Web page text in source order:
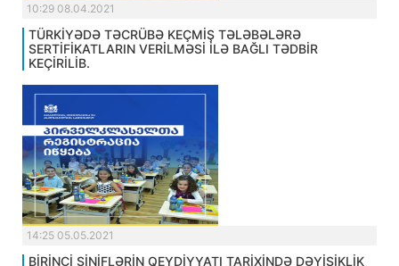
10:29 08.04.2021
TÜRKİYƏDƏ TƏCRÜBƏ KEÇMİŞ TƏLƏBƏLƏRƏ
SERTİFİKATLARIN VERİLMƏSİ İLƏ BAĞLI TƏDBİR
KEÇİRİLİB.
14:25 05.05.2021
BİRİNCİ SİNİFLƏRİN QEYDİYYATI TARİXİNDƏ DƏYİŞİKLİK